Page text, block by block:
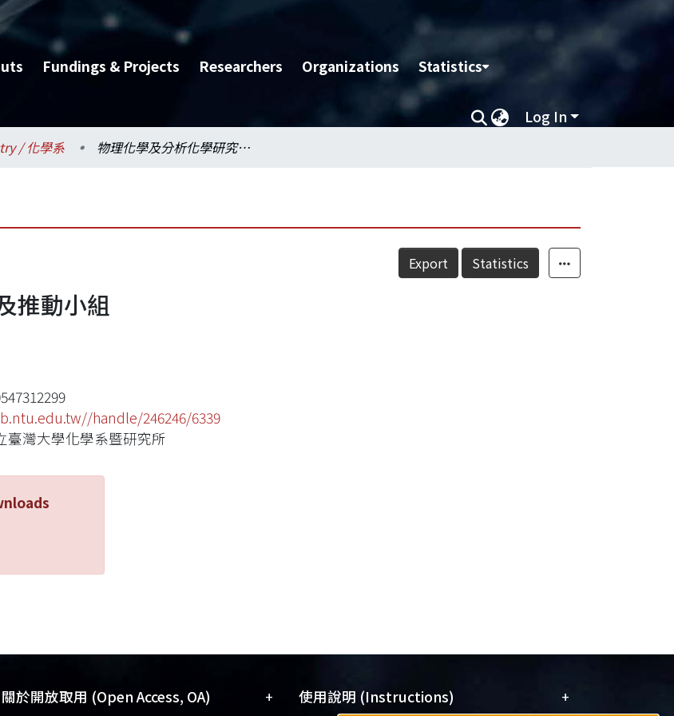
Fundings & Projects Researchers Organizations Statistics
Log In
/ 化學系 物理化學及分析化學研究發展及推動小組
Export Statistics
推動小組
handle/246246/6339
臺灣大學化學系暨研究所
關於開放取用 (Open Access, OA) + 使用說明 (Instructions) +